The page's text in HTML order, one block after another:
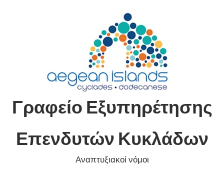
Γραφείο Εξυπηρέτησης
Επενδυτών Κυκλάδων
Αναπτυξιακοί νόμοι